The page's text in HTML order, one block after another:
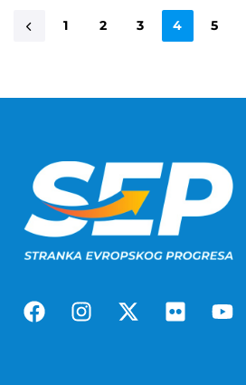
1 2 3 4 5